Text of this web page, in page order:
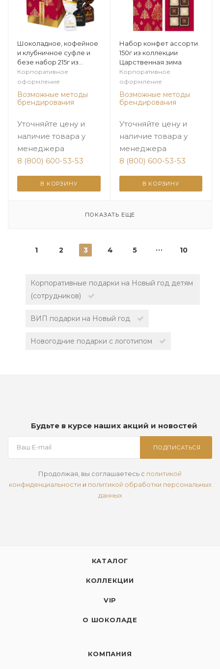
Шоколадное, кофейное
и клубничное суфле и
безе набор 215г из
коллекции Царственная
зима
Корпоративное
оформление
Возможные методы
брендирования
Уточняйте цену и
наличие товара у
менеджера
8 (800) 600-53-53
В КОРЗИНУ
Набор конфет ассорти
150г из коллекции
Царственная зима
Корпоративное
оформление
Возможные методы
брендирования
Уточняйте цену и
наличие товара у
менеджера
8 (800) 600-53-53
В КОРЗИНУ
ПОКАЗАТЬ ЕЩЕ
1 2 3 4 5 10
Корпоративные подарки на Новый год детям
(сотрудников)
ВИП подарки на Новый год
Новогодние подарки с логотипом
Будьте в курсе наших акций и новостей
ПОДПИСАТЬСЯ
Продолжая, вы соглашаетесь с политикой
конфиденциальности и политикой обработки персональных
данных
КАТАЛОГ
КОЛЛЕКЦИИ
VIP
О ШОКОЛАДЕ
КОМПАНИЯ